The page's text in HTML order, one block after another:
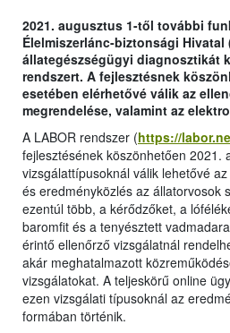
2021. augusztus 1-től további
Élelmiszerlánc-biztonsági Hivatal
állategészségügyi diagnosztikát
rendszert. A fejlesztésnek
esetében elérhetővé válik az
megrendelése, valamint az
A LABOR rendszer (https://
fejlesztésének köszönhetően 2021.
vizsgálattípusoknál válik lehetővé
és eredményközlés az állatorvosok
ezentúl több, a kérődzőket, a
baromfit és a tenyésztett
érintő ellenőrző vizsgálatnál
akár meghatalmazott
vizsgálatokat. A teljeskörű online
ezen vizsgálati típusoknál az
formában történik.